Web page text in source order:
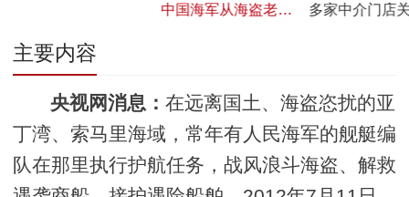
中国海军从海盗老巢
多家中介门店
主要内容
央视网消息： 在远离国土、海盗恣扰的亚
丁湾、索马里海域，常年有人民海军的舰艇编
队在那里执行护航任务，战风浪斗海盗、解救